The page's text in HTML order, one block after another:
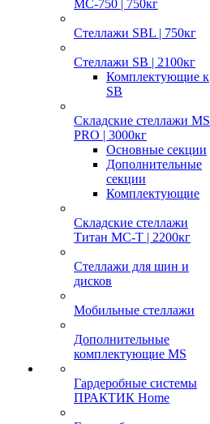
МС-750 | 750кг
Стеллажи SBL | 750кг
Стеллажи SB | 2100кг
Комплектующие к
SB
Складские стеллажи MS
PRO | 3000кг
Основные секции
Дополнительные
секции
Комплектующие
Складские стеллажи
Титан МС-Т | 2200кг
Стеллажи для шин и
дисков
Мобильные стеллажи
Дополнительные
комплектующие MS
Гардеробные системы
ПРАКТИК Home